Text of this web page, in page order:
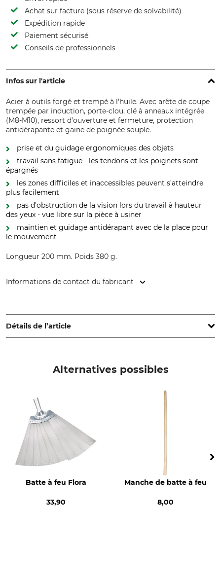
Achat sur facture (sous réserve de solvabilité)
Expédition rapide
Paiement sécurisé
Conseils de professionnels
Infos sur l'article
Acier à outils forgé et trempé à l'huile. Avec arête de coupe
trempée par induction, porte-clou, clé à anneaux intégrée
(M8-M10), ressort d'ouverture et fermeture, protection
antidérapante et gaine de poignée souple.
prise et du guidage ergonomiques des objets
travail sans fatigue - les tendons et les poignets sont
épargnés
les zones difficiles et inaccessibles peuvent s’atteindre
plus facilement
pas d'obstruction de la vision lors du travail à hauteur
des yeux - vue libre sur la pièce à usiner
maintien et guidage antidérapant avec de la place pour
le mouvement
Longueur 200 mm. Poids 380 g.
Informations de contact du fabricant
42719 Solingen, Germany, www.nws-tools.de
Détails de l’article
Alternatives possibles
Batte à feu Flora
33,90
Manche de batte à feu
8,00